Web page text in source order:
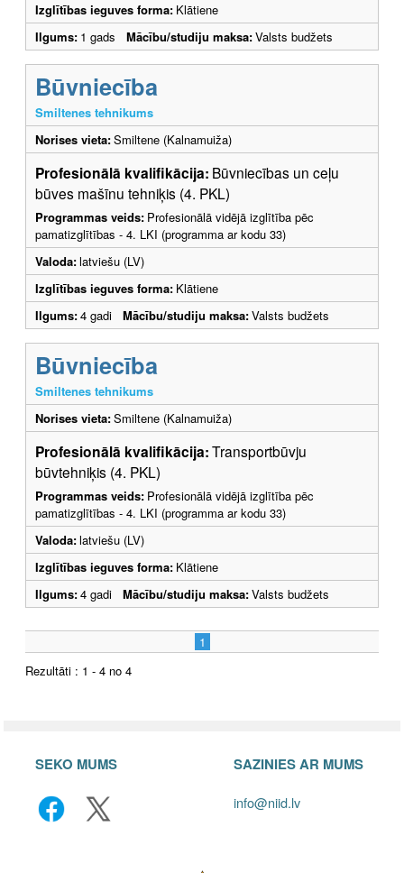
Izglītības ieguves forma: Klātiene
Ilgums: 1 gads Mācību/studiju maksa:Valsts budžets
Būvniecība
Smiltenes tehnikums
Norises vieta:Smiltene (Kalnamuiža)
Profesionālā kvalifikācija: Būvniecības un ceļu
būves mašīnu tehniķis (4. PKL)
Programmas veids: Profesionālā vidējā izglītība pēc
pamatizglītības - 4. LKI (programma ar kodu 33)
Valoda:latviešu (LV)
Izglītības ieguves forma: Klātiene
Ilgums:4 gadi Mācību/studiju maksa:Valsts budžets
Būvniecība
Smiltenes tehnikums
Norises vieta:Smiltene (Kalnamuiža)
Profesionālā kvalifikācija:Transportbūvju
būvtehniķis (4. PKL)
Programmas veids: Profesionālā vidējā izglītība pēc
pamatizglītības - 4. LKI (programma ar kodu 33)
Valoda:latviešu (LV)
Izglītības ieguves forma: Klātiene
Ilgums:4 gadi Mācību/studiju maksa:Valsts budžets
1
Rezultāti : 1 - 4 no 4
SEKO MUMS SAZINIES AR MUMS
info@niid.lv